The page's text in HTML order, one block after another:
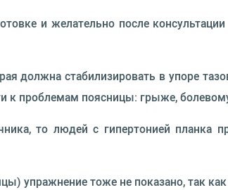
и желательно после
должна стабилизировать в упоре
к проблемам поясницы: грыже,
то людей с гипертонией
тоже не показано, так